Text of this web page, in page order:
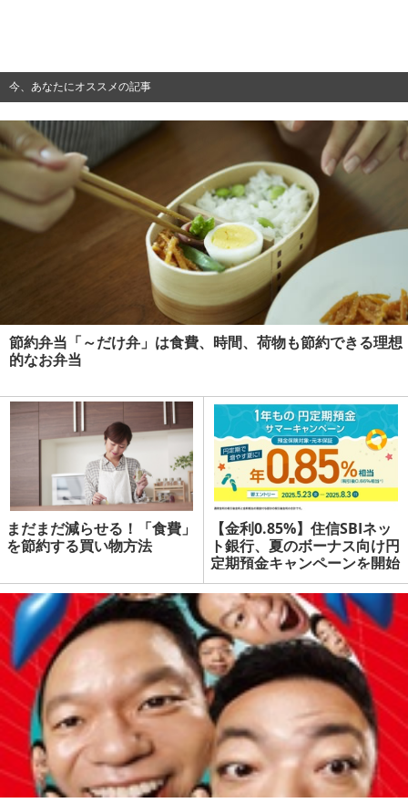
今、あなたにオススメの記事
節約弁当「～だけ弁」は食費、時間、荷物も節約できる理想
的なお弁当
まだまだ減らせる！「食費」
を節約する買い物方法
【金利0.85%】住信SBIネッ
ト銀行、夏のボーナス向け円
定期預金キャンペーンを開始
| マネーの達人